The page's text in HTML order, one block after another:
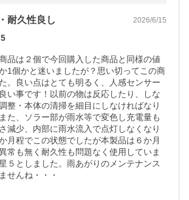
耐久性良し 2026/6/15
5
品は２個で今回購入した商品と同様の値
1個かと迷いましたが？思い切ってこの商
。良い点はとても明るく、人感センサー
い事です！以前の物は反応したり、しな
整・本体の清掃を細目にしなければなり
た、ソラー部が雨水等で変色し充電量も
減少、内部に雨水流入で点灯しなくなり
月程でこの状態でしたが本製品は６か月
常も無く耐久性も問題なく使用していま
５としました。雨あがりのメンテナンス
せんね・・・